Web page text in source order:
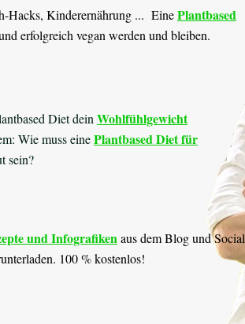
Hacks, Kinderernährung ... EinePlantbased
erfolgreich vegan werden und bleiben.
Diet dein Wohlfühlgewicht
Wie muss einePlantbased Diet für
sein?
und Infografikenaus dem Blog und Social
100 % kostenlos!